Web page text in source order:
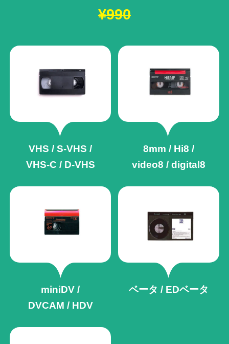
¥990
VHS / S-VHS /
VHS-C / D-VHS
8mm / Hi8 /
video8 / digital8
miniDV /
DVCAM / HDV
ベータ / EDベータ